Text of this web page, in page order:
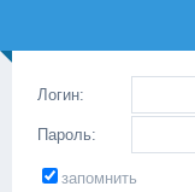
Логин:
Пароль:
запомнить